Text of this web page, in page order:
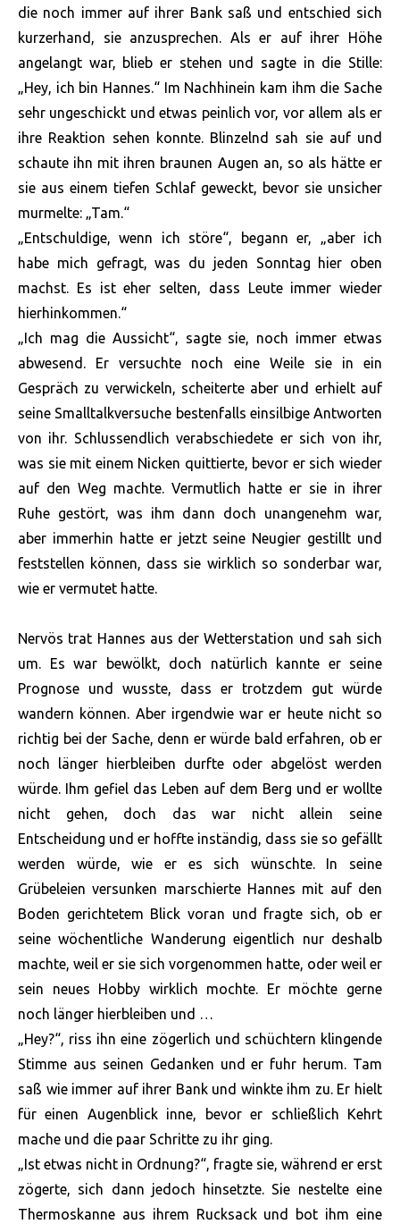
die noch immer auf ihrer Bank saß und entschied sich
kurzerhand, sie anzusprechen. Als er auf ihrer Höhe
angelangt war, blieb er stehen und sagte in die Stille:
„Hey, ich bin Hannes.“ Im Nachhinein kam ihm die Sache
sehr ungeschickt und etwas peinlich vor, vor allem als er
ihre Reaktion sehen konnte. Blinzelnd sah sie auf und
schaute ihn mit ihren braunen Augen an, so als hätte er
sie aus einem tiefen Schlaf geweckt, bevor sie unsicher
murmelte: „Tam.“
„Entschuldige, wenn ich störe“, begann er, „aber ich
habe mich gefragt, was du jeden Sonntag hier oben
machst. Es ist eher selten, dass Leute immer wieder
hierhinkommen.“
„Ich mag die Aussicht“, sagte sie, noch immer etwas
abwesend. Er versuchte noch eine Weile sie in ein
Gespräch zu verwickeln, scheiterte aber und erhielt auf
seine Smalltalkversuche bestenfalls einsilbige Antworten
von ihr. Schlussendlich verabschiedete er sich von ihr,
was sie mit einem Nicken quittierte, bevor er sich wieder
auf den Weg machte. Vermutlich hatte er sie in ihrer
Ruhe gestört, was ihm dann doch unangenehm war,
aber immerhin hatte er jetzt seine Neugier gestillt und
feststellen können, dass sie wirklich so sonderbar war,
wie er vermutet hatte.
Nervös trat Hannes aus der Wetterstation und sah sich
um. Es war bewölkt, doch natürlich kannte er seine
Prognose und wusste, dass er trotzdem gut würde
wandern können. Aber irgendwie war er heute nicht so
richtig bei der Sache, denn er würde bald erfahren, ob er
noch länger hierbleiben durfte oder abgelöst werden
würde. Ihm gefiel das Leben auf dem Berg und er wollte
nicht gehen, doch das war nicht allein seine
Entscheidung und er hoffte inständig, dass sie so gefällt
werden würde, wie er es sich wünschte. In seine
Grübeleien versunken marschierte Hannes mit auf den
Boden gerichtetem Blick voran und fragte sich, ob er
seine wöchentliche Wanderung eigentlich nur deshalb
machte, weil er sie sich vorgenommen hatte, oder weil er
sein neues Hobby wirklich mochte. Er möchte gerne
noch länger hierbleiben und …
„Hey?“, riss ihn eine zögerlich und schüchtern klingende
Stimme aus seinen Gedanken und er fuhr herum. Tam
saß wie immer auf ihrer Bank und winkte ihm zu. Er hielt
für einen Augenblick inne, bevor er schließlich Kehrt
mache und die paar Schritte zu ihr ging.
„Ist etwas nicht in Ordnung?“, fragte sie, während er erst
zögerte, sich dann jedoch hinsetzte. Sie nestelte eine
Thermoskanne aus ihrem Rucksack und bot ihm eine